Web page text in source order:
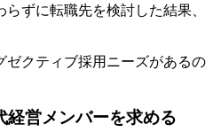
ずに転職先を検討した結果、
ゼクティブ採用ニーズがあるの
経営メンバーを求める